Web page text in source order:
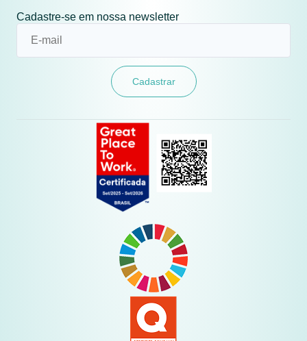
Cadastre-se em nossa newsletter
Cadastrar